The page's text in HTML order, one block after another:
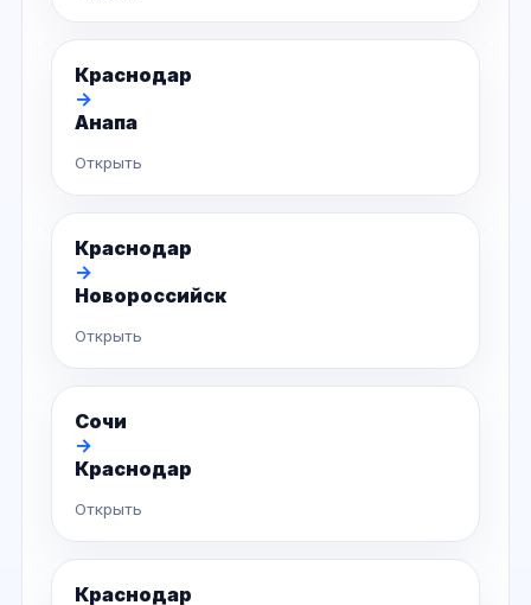
Краснодар
→
Анапа
Открыть
Краснодар
→
Новороссийск
Открыть
Сочи
→
Краснодар
Открыть
Краснодар